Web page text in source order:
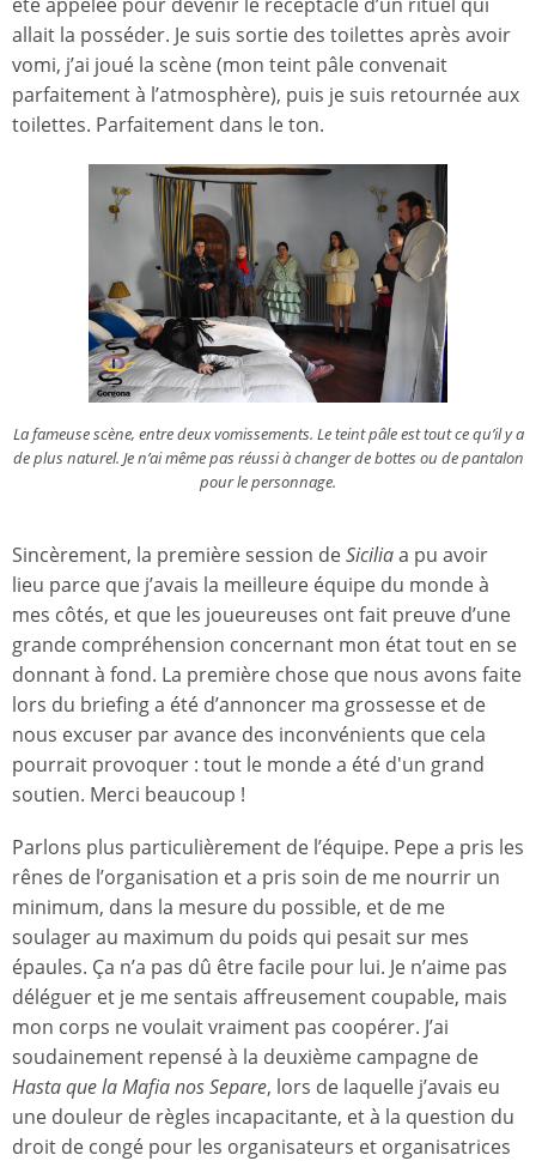
allait la posséder. Je suis sortie des toilettes après avoir
vomi, j’ai joué la scène (mon teint pâle convenait
parfaitement à l’atmosphère), puis je suis retournée aux
toilettes. Parfaitement dans le ton.
La fameuse scène, entre deux vomissements. Le teint pâle est tout ce qu’il y a
de plus naturel. Je n’ai même pas réussi à changer de bottes ou de pantalon
pour le personnage.
Sincèrement, la première session deSiciliaa pu avoir
lieu parce que j’avais la meilleure équipe du monde à
mes côtés, et que les joueureuses ont fait preuve d’une
grande compréhension concernant mon état tout en se
donnant à fond. La première chose que nous avons faite
lors du briefing a été d’annoncer ma grossesse et de
nous excuser par avance des inconvénients que cela
pourrait provoquer : tout le monde a été d'un grand
soutien. Merci beaucoup !
Parlons plus particulièrement de l’équipe. Pepe a pris les
rênes de l’organisation et a pris soin de me nourrir un
minimum, dans la mesure du possible, et de me
soulager au maximum du poids qui pesait sur mes
épaules. Ça n’a pas dû être facile pour lui. Je n’aime pas
déléguer et je me sentais affreusement coupable, mais
mon corps ne voulait vraiment pas coopérer. J’ai
soudainement repensé à la deuxième campagne de
Hasta que la Mafia nos Separe, lors de laquelle j’avais eu
une douleur de règles incapacitante, et à la question du
droit de congé pour les organisateurs et organisatrices